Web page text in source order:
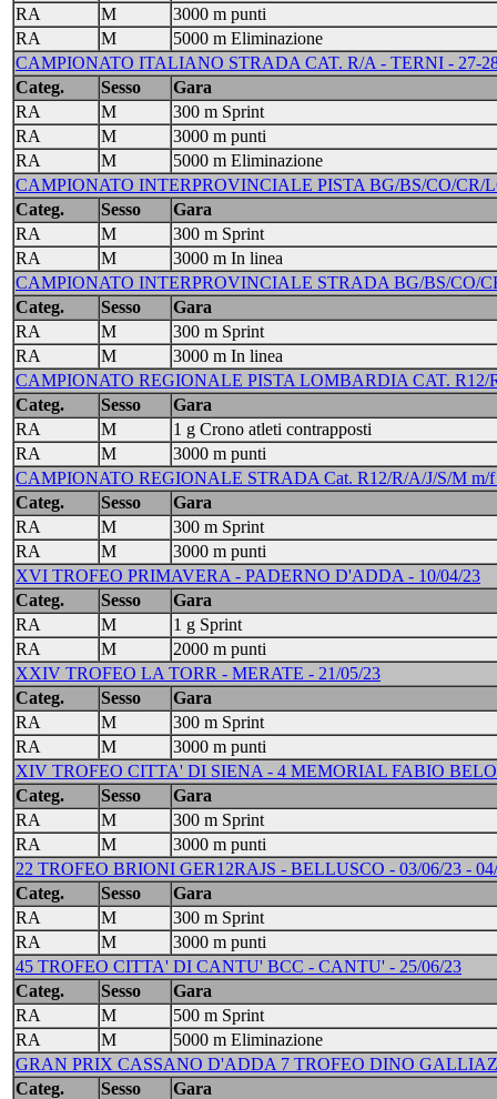
RA
M
3000 m punti
RA
M
5000 m Eliminazione
CAMPIONATO ITALIANO STRADA CAT. R/A - TERNI - 27-
Categ.
Sesso
Gara
RA
M
300 m Sprint
RA
M
3000 m punti
RA
M
5000 m Eliminazione
CAMPIONATO INTERPROVINCIALE PISTA BG/BS/CO/CR/
Categ.
Sesso
Gara
RA
M
300 m Sprint
RA
M
3000 m In linea
CAMPIONATO INTERPROVINCIALE STRADA BG/BS/CO/
Categ.
Sesso
Gara
RA
M
300 m Sprint
RA
M
3000 m In linea
CAMPIONATO REGIONALE PISTA LOMBARDIA CAT. R12/
Categ.
Sesso
Gara
RA
M
1 g Crono atleti contrapposti
RA
M
3000 m punti
CAMPIONATO REGIONALE STRADA Cat. R12/R/A/J/S/M m/
Categ.
Sesso
Gara
RA
M
300 m Sprint
RA
M
3000 m punti
XVI TROFEO PRIMAVERA - PADERNO D'ADDA - 10/04/23
Categ.
Sesso
Gara
RA
M
1 g Sprint
RA
M
2000 m punti
XXIV TROFEO LA TORR - MERATE - 21/05/23
Categ.
Sesso
Gara
RA
M
300 m Sprint
RA
M
3000 m punti
XIV TROFEO CITTA' DI SIENA - 4 MEMORIAL FABIO
Categ.
Sesso
Gara
RA
M
300 m Sprint
RA
M
3000 m punti
22 TROFEO BRIONI GER12RAJS - BELLUSCO - 03/06/23 -
Categ.
Sesso
Gara
RA
M
300 m Sprint
RA
M
3000 m punti
45 TROFEO CITTA' DI CANTU' BCC - CANTU' - 25/06/23
Categ.
Sesso
Gara
RA
M
500 m Sprint
RA
M
5000 m Eliminazione
GRAN PRIX CASSANO D'ADDA 7 TROFEO DINO
Categ.
Sesso
Gara